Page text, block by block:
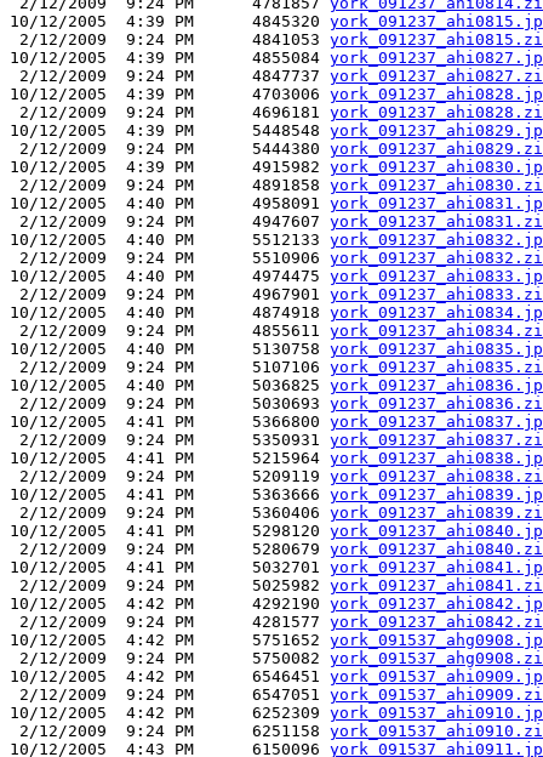
10/12/2005  4:39 PM      4845320
2/12/2009  9:24 PM      4841053
10/12/2005  4:39 PM      4855084
2/12/2009  9:24 PM      4847737
10/12/2005  4:39 PM      4703006
2/12/2009  9:24 PM      4696181
10/12/2005  4:39 PM      5448548
2/12/2009  9:24 PM      5444380
10/12/2005  4:39 PM      4915982
2/12/2009  9:24 PM      4891858
10/12/2005  4:40 PM      4958091
2/12/2009  9:24 PM      4947607
10/12/2005  4:40 PM      5512133
2/12/2009  9:24 PM      5510906
10/12/2005  4:40 PM      4974475
2/12/2009  9:24 PM      4967901
10/12/2005  4:40 PM      4874918
2/12/2009  9:24 PM      4855611
10/12/2005  4:40 PM      5130758
2/12/2009  9:24 PM      5107106
10/12/2005  4:40 PM      5036825
2/12/2009  9:24 PM      5030693
10/12/2005  4:41 PM      5366800
2/12/2009  9:24 PM      5350931
10/12/2005  4:41 PM      5215964
2/12/2009  9:24 PM      5209119
10/12/2005  4:41 PM      5363666
2/12/2009  9:24 PM      5360406
10/12/2005  4:41 PM      5298120
2/12/2009  9:24 PM      5280679
10/12/2005  4:41 PM      5032701
2/12/2009  9:24 PM      5025982
10/12/2005  4:42 PM      4292190
2/12/2009  9:24 PM      4281577
10/12/2005  4:42 PM      5751652
2/12/2009  9:24 PM      5750082
10/12/2005  4:42 PM      6546451
2/12/2009  9:24 PM      6547051
10/12/2005  4:42 PM      6252309
2/12/2009  9:24 PM      6251158
10/12/2005  4:43 PM      6150096